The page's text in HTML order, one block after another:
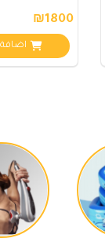
₪1800